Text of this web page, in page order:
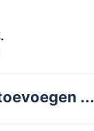
...